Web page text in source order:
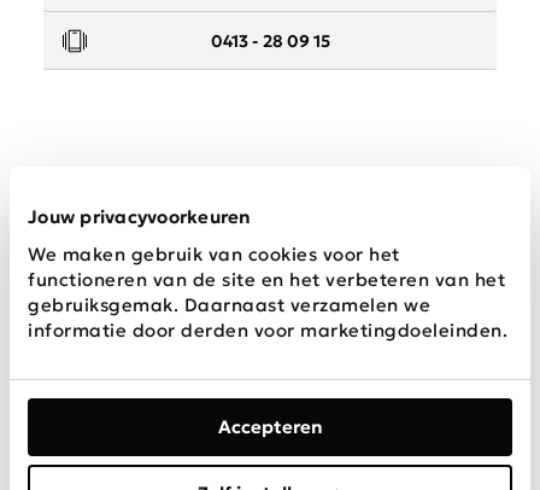
Jouw privacyvoorkeuren
We maken gebruik van cookies voor het
functioneren van de site en het verbeteren van het
gebruiksgemak. Daarnaast verzamelen we
informatie door derden voor marketingdoeleinden.
Accepteren
0413 - 28 09 15
Wij zijn Schijvens mode
Algemene
Privacy &
Disclaimer